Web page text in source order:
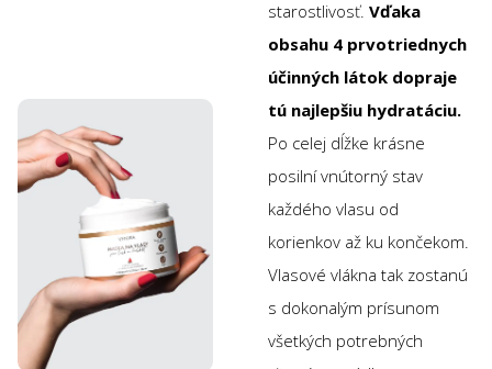
starostlivosť. Vďaka
obsahu 4 prvotriednych
účinných látok dopraje
tú najlepšiu hydratáciu.
Po celej dĺžke krásne
posilní vnútorný stav
každého vlasu od
korienkov až ku končekom.
Vlasové vlákna tak zostanú
s dokonalým prísunom
všetkých potrebných